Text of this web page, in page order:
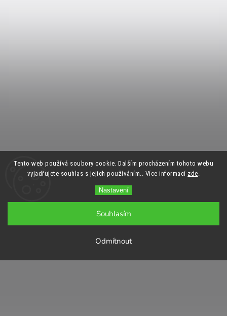
Tento web používá soubory cookie. Dalším procházením tohoto webu
vyjadřujete souhlas s jejich používáním.. Více informací zde
Nastavení
Odmítnout
Souhlasím